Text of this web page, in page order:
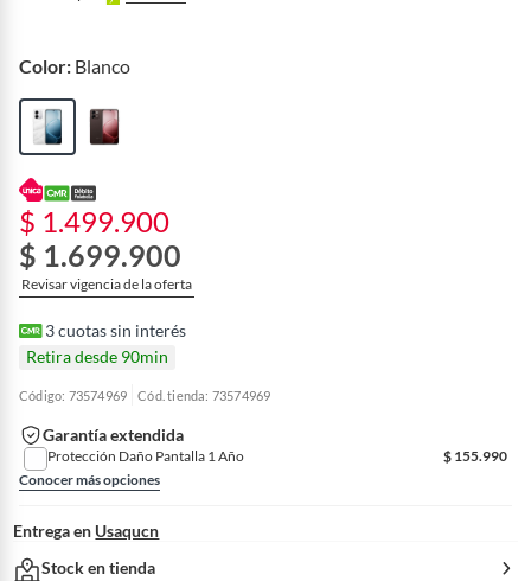
Color: Blanco
$ 1.499.900
$ 1.699.900
Revisar vigencia de la oferta
3cuotas sin interés
Retira desde 90min
Código: 73574969 Cód. tienda: 73574969
Garantía extendida
Protección Daño Pantalla 1 Año $ 155.990
Conocer más opciones
Entrega en Usaqucn
Stock en tienda